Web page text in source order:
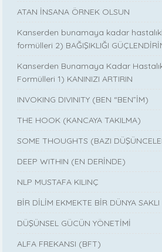
ATAN İNSANA ÖRNEK OLSUN
Kanserden bunamaya kadar
formülleri 2) BAĞIŞIKLIĞI
Kanserden Bunamaya Kadar
Formülleri 1) KANINIZI ARTIRIN
INVOKING DIVINITY (BEN “BEN”İM)
THE HOOK (KANCAYA TAKILMA)
SOME THOUGHTS (BAZI
DEEP WITHIN (EN DERİNDE)
NLP MUSTAFA KILINÇ
BİR DİLİM EKMEKTE BİR DÜNYA SAKLI
DÜŞÜNSEL GÜCÜN YÖNETİMİ
ALFA FREKANSI (BFT)